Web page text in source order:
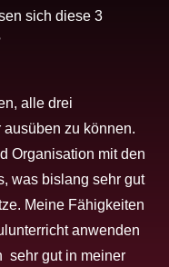
sich diese 3
alle drei
zu können.
Organisation mit den
was bislang sehr gut
Meine Fähigkeiten
anwenden
sehr gut in meiner